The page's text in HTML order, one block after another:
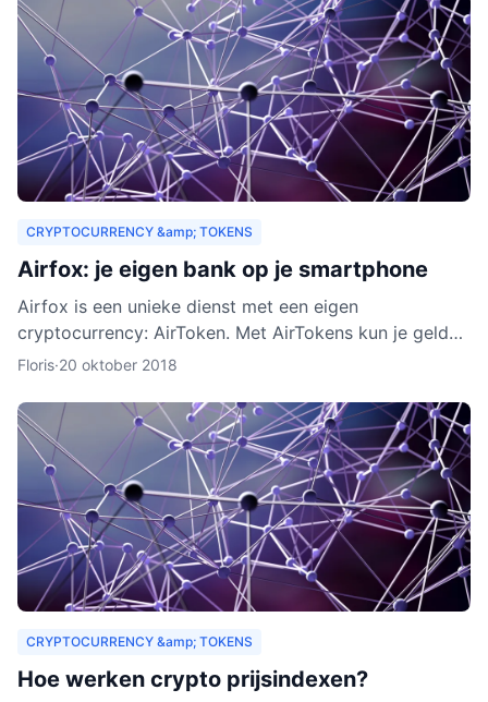
CRYPTOCURRENCY &amp; TOKENS
Airfox: je eigen bank op je smartphone
Airfox is een unieke dienst met een eigen
cryptocurrency: AirToken. Met AirTokens kun je geld
aan elkaar uitlenen, zonder tussenkomst van een bank.
Floris·20 oktober 2018
CRYPTOCURRENCY &amp; TOKENS
Hoe werken crypto prijsindexen?